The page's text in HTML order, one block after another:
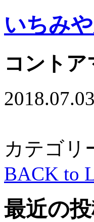
いちみ
コントア
2018.07.03
カテゴリ
BACK to
最近の